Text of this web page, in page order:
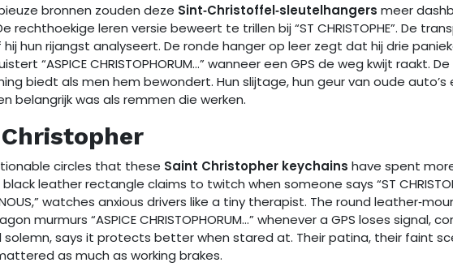
bronnen zouden deze Sint‑Christoffel‑sleutelhangers meer
rechthoekige leren versie beweert te trillen bij “ST CHRISTOPHE”. De
hun rijangst analyseert. De ronde hanger op leer zegt dat hij drie
“ASPICE CHRISTOPHORUM…” wanneer een GPS de weg kwijt raakt.
biedt als men hem bewondert. Hun slijtage, hun geur van oude
belangrijk was als remmen die werken.
circles that these Saint Christopher keychains have spent
leather rectangle claims to twitch when someone says “ST
watches anxious drivers like a tiny therapist. The round
murmurs “ASPICE CHRISTOPHORUM…” whenever a GPS loses signal,
says it protects better when stared at. Their patina, their faint
as much as working brakes.